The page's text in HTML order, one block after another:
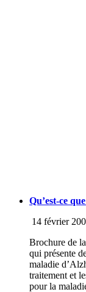
Qu’est-ce
14 février
Brochure de
qui présente
maladie
traitement et
pour la